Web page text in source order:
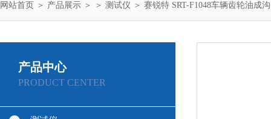
网站首页 ＞ 产品展示 ＞ ＞ 测试仪 ＞ 赛锐特 SRT-F1048车辆齿轮油成
产品中心
PRODUCT CENTER